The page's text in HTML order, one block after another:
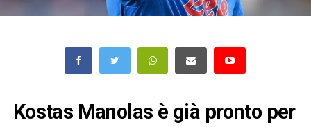
Kostas Manolas è già pronto per